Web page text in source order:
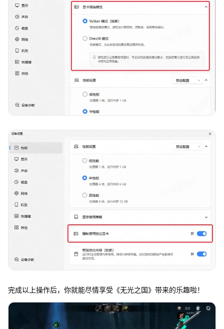
完成以上操作后，你就能尽情享受《无光之国》带来的乐趣啦！